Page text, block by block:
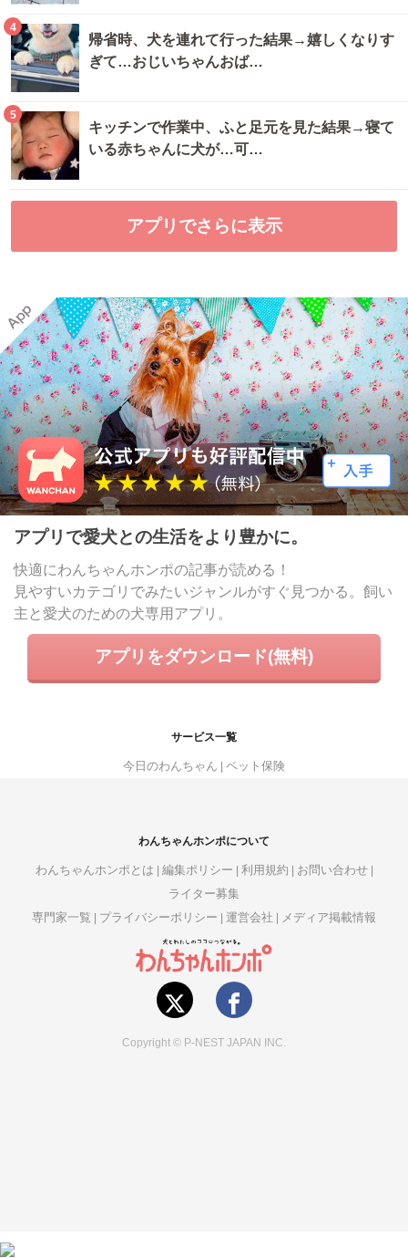
4
帰省時、犬を連れて行った結果→嬉しくなりす
ぎて…おじいちゃんおば…
5
キッチンで作業中、ふと足元を見た結果→寝て
いる赤ちゃんに犬が…可…
アプリでさらに表示
アプリで愛犬との生活をより豊かに。
快適にわんちゃんホンポの記事が読める！
見やすいカテゴリでみたいジャンルがすぐ見つかる。飼い
主と愛犬のための犬専用アプリ。
アプリをダウンロード(無料)
サービス一覧
今日のわんちゃん ペット保険
わんちゃんホンポについて
わんちゃんホンポとは 編集ポリシー 利用規約
お問い合わせ
ライター募集
専門家一覧
プライバシーポリシー 運営会社 メディア掲載情報
Copyright © P-NEST JAPAN INC.